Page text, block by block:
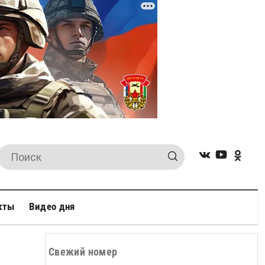
Видео дня
Свежий номер